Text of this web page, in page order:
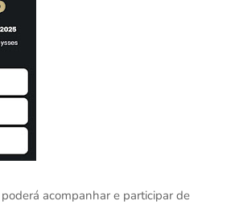
acompanhar e participar de